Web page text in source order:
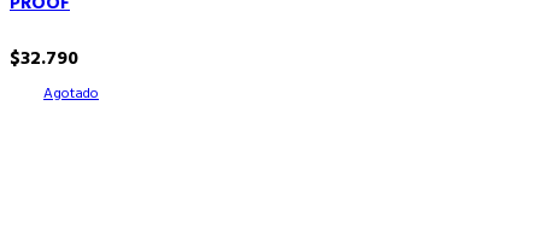
$32.790
Agotado